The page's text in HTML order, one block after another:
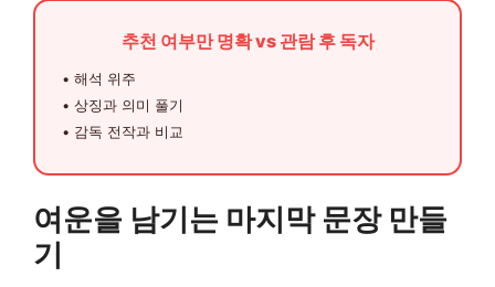
추천 여부만 명확 vs 관람 후 독자
• 해석 위주
• 상징과 의미 풀기
• 감독 전작과 비교
여운을 남기는 마지막 문장 만들
기